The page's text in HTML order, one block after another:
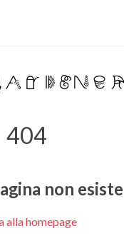
404
non esiste
alla homepage